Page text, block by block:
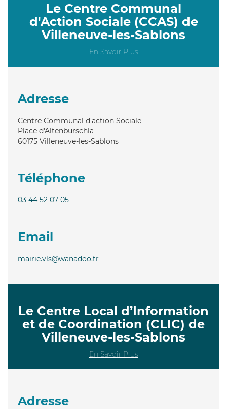
Le Centre Communal
d'Action Sociale (CCAS) de
Villeneuve-les-Sablons
En Savoir Plus
Adresse
Centre Communal d'action Sociale
Place d'Altenburschla
60175 Villeneuve-les-Sablons
Téléphone
03 44 52 07 05
Email
mairie.vls@wanadoo.fr
Le Centre Local d’Information
et de Coordination (CLIC) de
Villeneuve-les-Sablons
En Savoir Plus
Adresse